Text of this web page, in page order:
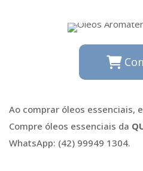
Ao comprar óleos essenciais,
Compre óleos essenciais da
WhatsApp: (42) 99949 1304.